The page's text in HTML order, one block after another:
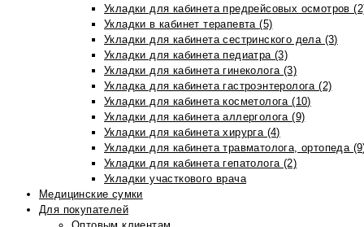
Укладки для кабинета предрейсовых осмотров
Укладки в кабинет терапевта (5)
Укладки для кабинета сестринского дела (3)
Укладки для кабинета педиатра (3)
Укладки для кабинета гинеколога (3)
Укладка для кабинета гастроэнтеролога (2)
Укладки для кабинета косметолога (10)
Укладки для кабинета аллерголога (9)
Укладки для кабинета хирурга (4)
Укладки для кабинета травматолога, ортопеда
Укладки для кабинета гепатолога (2)
Укладки участкового врача
Медицинские сумки
Для покупателей